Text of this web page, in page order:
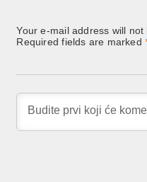
Your e-mail address will not
Required fields are marked